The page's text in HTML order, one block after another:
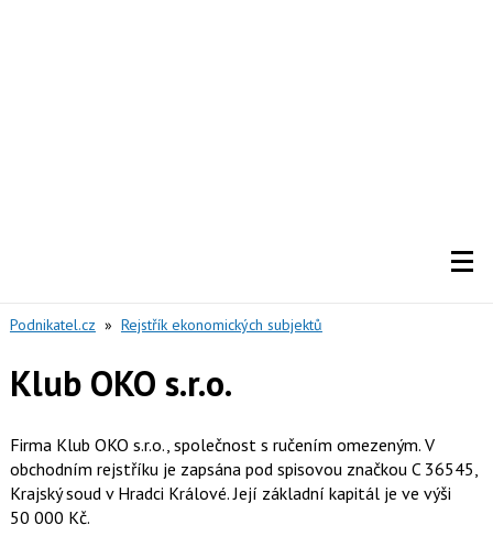
Podnikatel.cz » Rejstřík ekonomických subjektů
Klub OKO s.r.o.
Firma Klub OKO s.r.o., společnost s ručením omezeným. V
obchodním rejstříku je zapsána pod spisovou značkou C 36545,
Krajský soud v Hradci Králové. Její základní kapitál je ve výši
50 000 Kč.